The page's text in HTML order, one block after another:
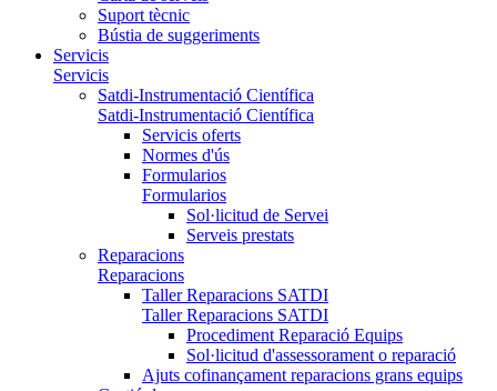
Suport tècnic
Bústia de suggeriments
Servicis
Servicis
Satdi-Instrumentació Científica
Satdi-Instrumentació Científica
Servicis oferts
Normes d'ús
Formularios
Formularios
Sol·licitud de Servei
Serveis prestats
Reparacions
Reparacions
Taller Reparacions SATDI
Taller Reparacions SATDI
Procediment Reparació Equips
Sol·licitud d'assessorament o reparació
Ajuts cofinançament reparacions grans equips